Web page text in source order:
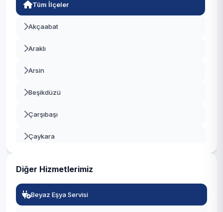
Tüm İlçeler
Akçaabat
Araklı
Arsin
Beşikdüzü
Çarşıbaşı
Çaykara
Diğer Hizmetlerimiz
Beyaz Eşya Servisi